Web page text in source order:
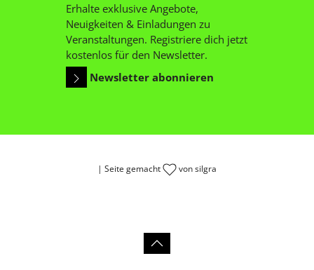
Erhalte exklusive Angebote,
Neuigkeiten & Einladungen zu
Veranstaltungen. Registriere dich jetzt
kostenlos für den Newsletter.
Newsletter abonnieren
| Seite gemacht vonsilgra